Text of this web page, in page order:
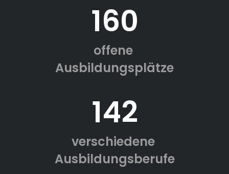
160
offene
Ausbildungsplätze
142
verschiedene
Ausbildungsberufe